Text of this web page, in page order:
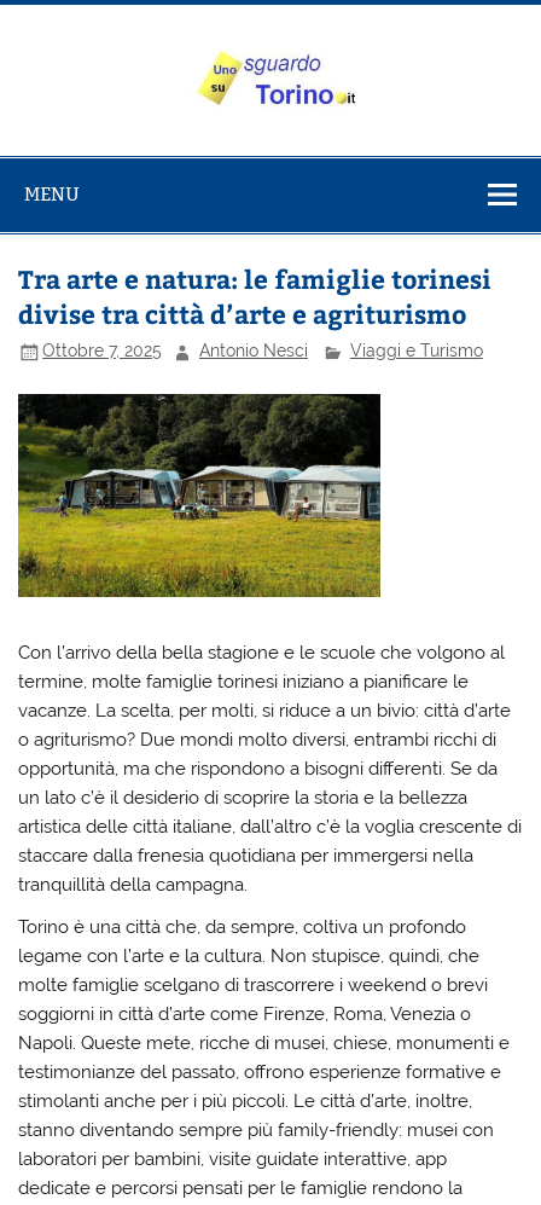
Salta
su Torino
MENU
Tra arte e natura: le famiglie torinesi
divise tra città d’arte e agriturismo
Ottobre 7, 2025 Antonio Nesci Viaggi e Turismo
Con l’arrivo della bella stagione e le scuole che volgono al
termine, molte famiglie torinesi iniziano a pianificare le
vacanze. La scelta, per molti, si riduce a un bivio: città d’arte
o agriturismo? Due mondi molto diversi, entrambi ricchi di
opportunità, ma che rispondono a bisogni differenti. Se da
un lato c’è il desiderio di scoprire la storia e la bellezza
artistica delle città italiane, dall’altro c’è la voglia crescente di
staccare dalla frenesia quotidiana per immergersi nella
tranquillità della campagna.
Torino è una città che, da sempre, coltiva un profondo
legame con l’arte e la cultura. Non stupisce, quindi, che
molte famiglie scelgano di trascorrere i weekend o brevi
soggiorni in città d’arte come Firenze, Roma, Venezia o
Napoli. Queste mete, ricche di musei, chiese, monumenti e
testimonianze del passato, offrono esperienze formative e
stimolanti anche per i più piccoli. Le città d’arte, inoltre,
stanno diventando sempre più family-friendly: musei con
laboratori per bambini, visite guidate interattive, app
dedicate e percorsi pensati per le famiglie rendono la